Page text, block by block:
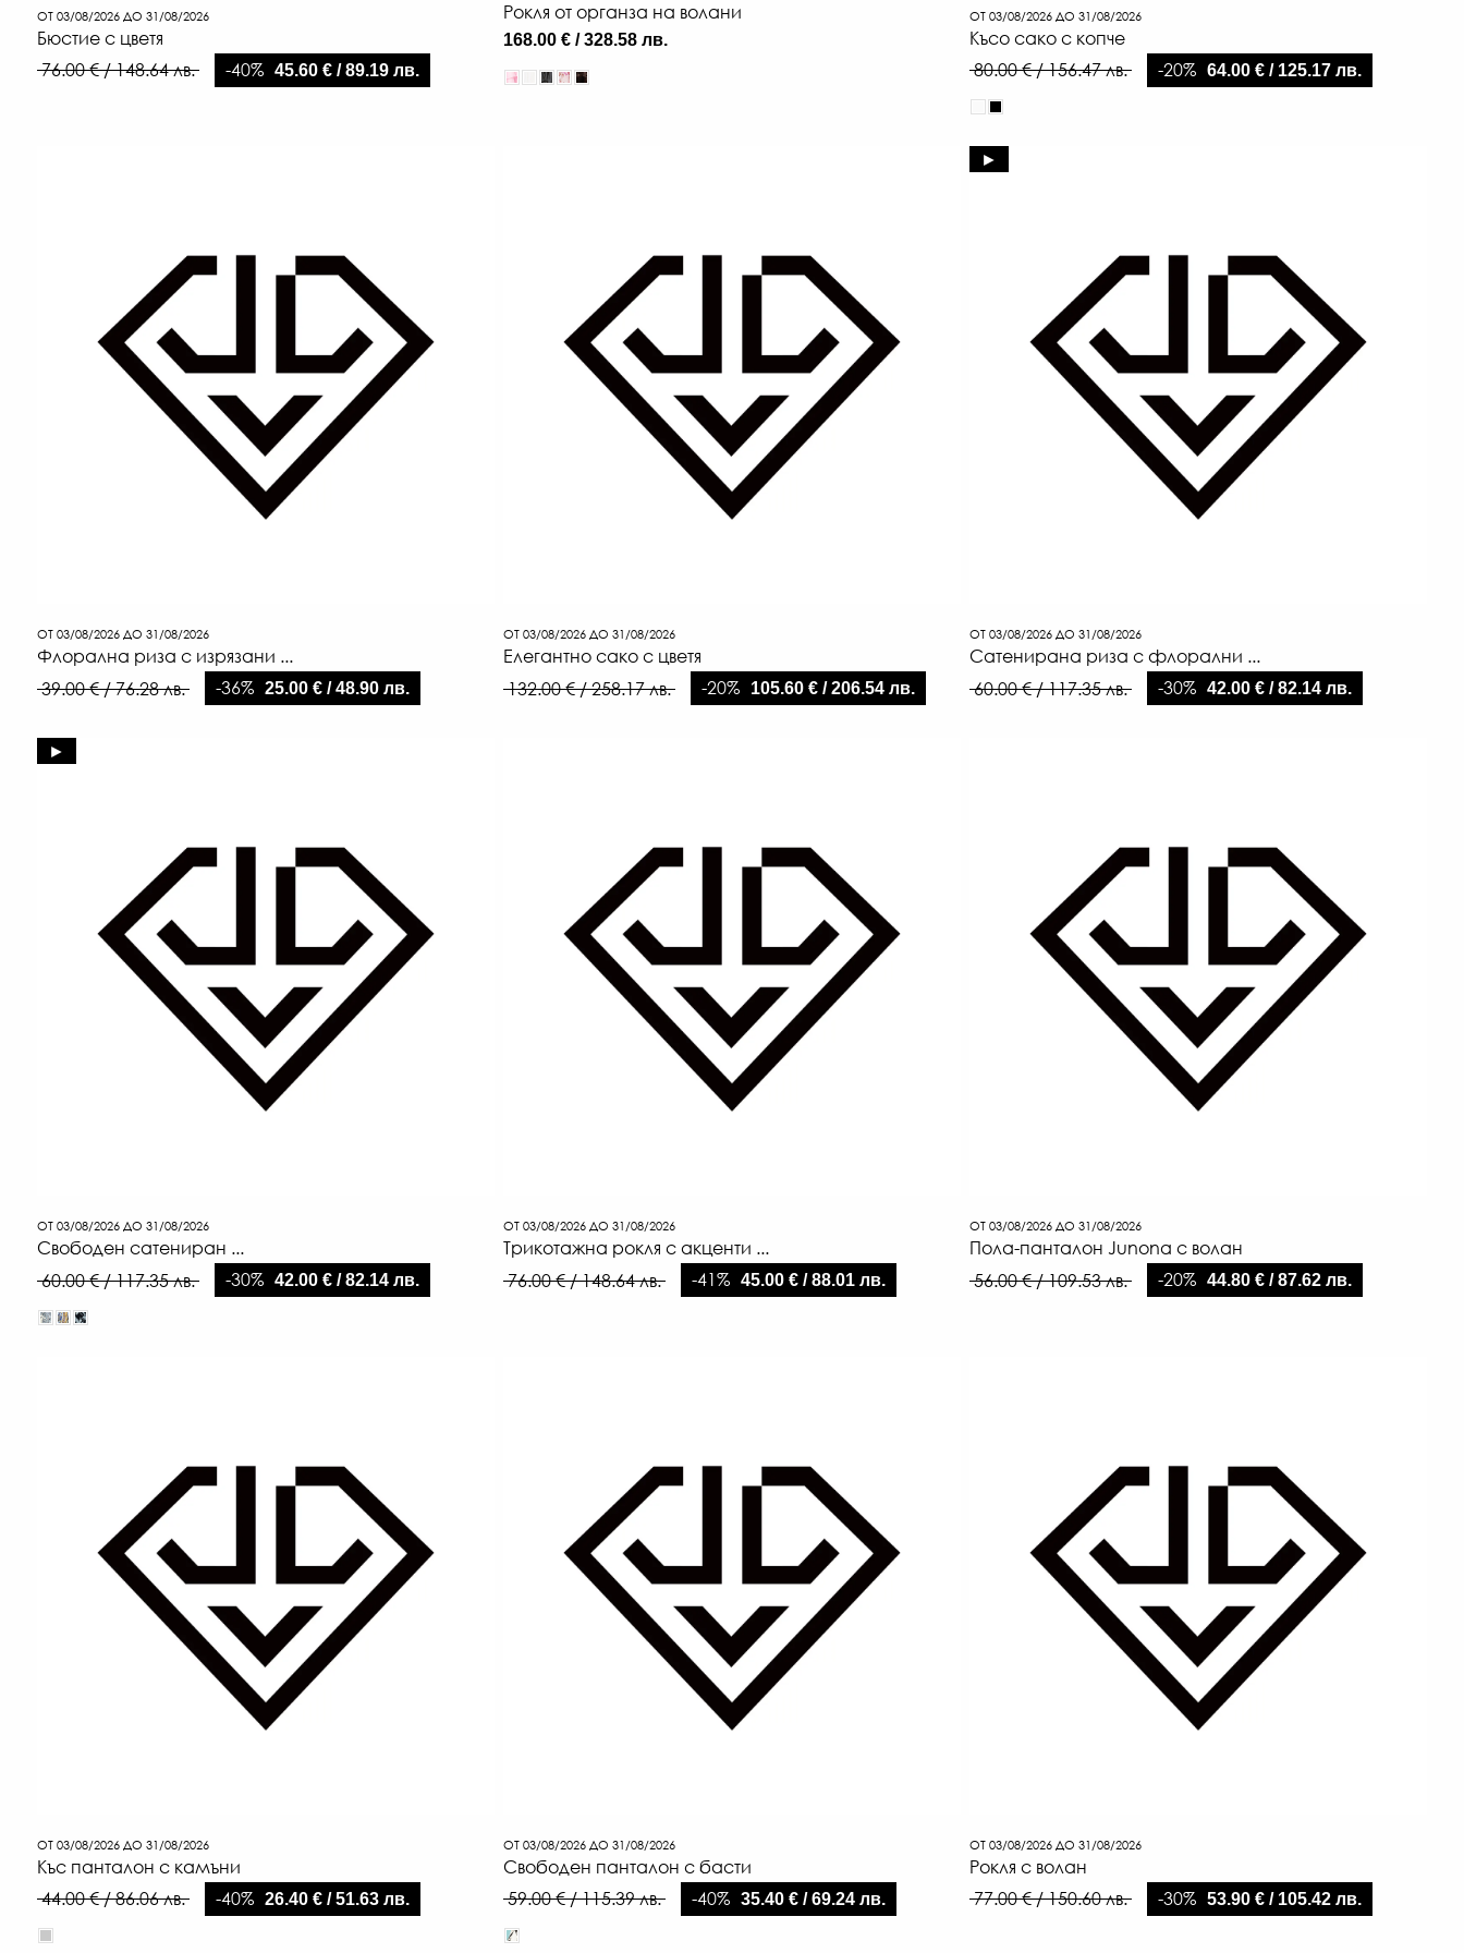
ОТ 03/08/2026 ДО 31/08/2026
Бюстие с цветя
76.00 € / 148.64 лв.
-40% 45.60 € / 89.19 лв.
Рокля от органза на волани
168.00 € / 328.58 лв.
ОТ 03/08/2026 ДО 31/08/2026
Късо сако с копче
80.00 € / 156.47 лв.
-20% 64.00 € / 125.17 лв.
ОТ 03/08/2026 ДО 31/08/2026
Флорална риза с изрязани ...
39.00 € / 76.28 лв.
-36% 25.00 € / 48.90 лв.
ОТ 03/08/2026 ДО 31/08/2026
Елегантно сако с цветя
132.00 € / 258.17 лв.
-20% 105.60 € / 206.54 лв.
►
ОТ 03/08/2026 ДО 31/08/2026
Сатенирана риза с флорални ...
60.00 € / 117.35 лв.
-30% 42.00 € / 82.14 лв.
►
ОТ 03/08/2026 ДО 31/08/2026
Свободен сатениран ...
60.00 € / 117.35 лв.
-30% 42.00 € / 82.14 лв.
ОТ 03/08/2026 ДО 31/08/2026
Трикотажна рокля с акценти ...
76.00 € / 148.64 лв.
-41% 45.00 € / 88.01 лв.
ОТ 03/08/2026 ДО 31/08/2026
Пола-панталон Junona с волан
56.00 € / 109.53 лв.
-20% 44.80 € / 87.62 лв.
ОТ 03/08/2026 ДО 31/08/2026
Къс панталон с камъни
44.00 € / 86.06 лв.
-40% 26.40 € / 51.63 лв.
ОТ 03/08/2026 ДО 31/08/2026
Свободен панталон с басти
59.00 € / 115.39 лв.
-40% 35.40 € / 69.24 лв.
ОТ 03/08/2026 ДО 31/08/2026
Рокля с волан
77.00 € / 150.60 лв.
-30% 53.90 € / 105.42 лв.